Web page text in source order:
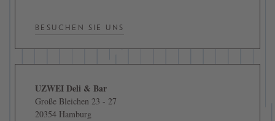
BESUCHEN SIE UNS
UZWEI Deli & Bar
Große Bleichen 23 - 27
20354 Hamburg